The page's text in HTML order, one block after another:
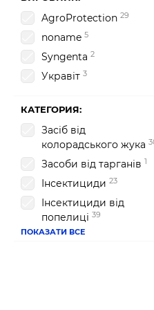
AgroProtection 29
noname 5
Syngenta 2
Укравіт 3
КАТЕГОРИЯ:
Засіб від
колорадського жука
Засоби від тарганів 1
Інсектициди 23
Інсектициди від
попелиці 39
ПОКАЗАТИ ВСЕ